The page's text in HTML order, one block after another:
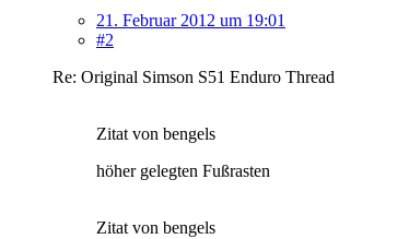
21. Februar 2012 um 19:01
#2
Re: Original Simson S51 Enduro Thread
Zitat von bengels
höher gelegten Fußrasten
Zitat von bengels